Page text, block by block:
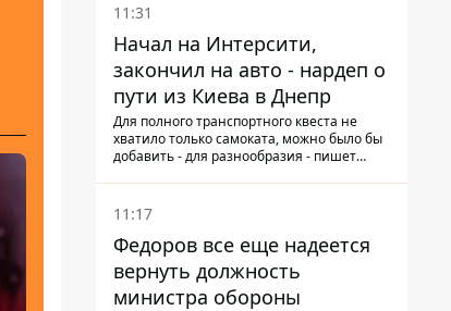
11:31
Начал на Интерсити,
закончил на авто - нардеп о
пути из Киева в Днепр
Для полного транспортного квеста не
хватило только самоката, можно было бы
добавить - для разнообразия - пишет
11:17
Федоров все еще надеется
вернуть должность
министра обороны